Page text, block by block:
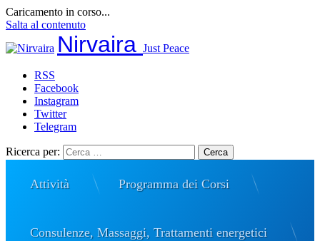
Caricamento in corso...
Salta al contenuto
Nirvaira Just Peace
RSS
Facebook
Instagram
Twitter
Telegram
Ricerca per:
Attività Programma dei Corsi
Consulenze, Massaggi, Trattamenti energetici